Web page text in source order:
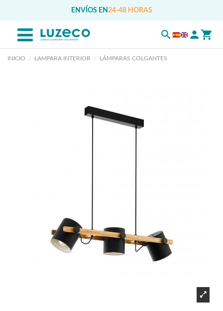
ENVÍOS EN 24-48 HORAS
INICIO LAMPARA INTERIOR LÁMPARAS COLGANTES